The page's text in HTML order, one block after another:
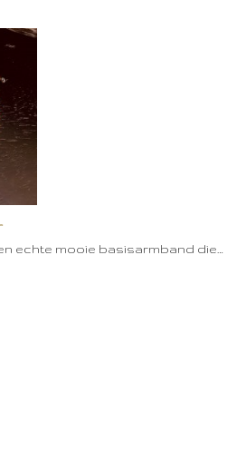
echte mooie basisarmband die…